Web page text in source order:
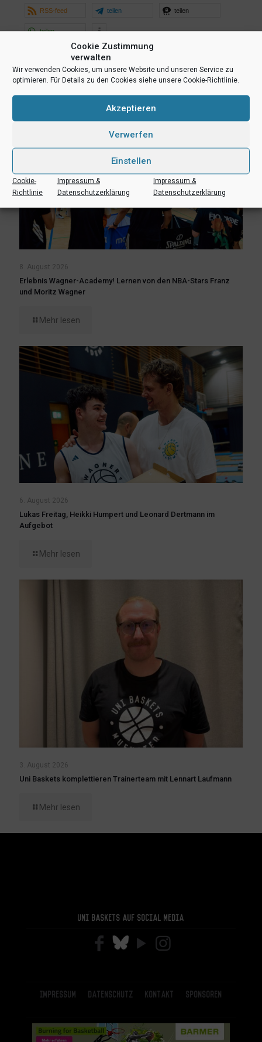
Cookie Zustimmung
verwalten
Wir verwenden Cookies, um unsere Website und unseren Service zu
optimieren. Für Details zu den Cookies siehe unsere Cookie-Richtlinie.
Akzeptieren
Verwerfen
Einstellen
Cookie-
Richtlinie
Impressum &
Datenschutzerklärung
Impressum &
Datenschutzerklärung
RSS-feed teilen teilen
teilen
Ähnliche Beiträge
8. August 2026
Erlebnis Wagner-Academy! Lernen von den NBA-Stars Franz
und Moritz Wagner
Mehr lesen
6. August 2026
Lukas Freitag, Heikki Humpert und Leonard Dertmann im
Aufgebot
Mehr lesen
3. August 2026
Uni Baskets komplettieren Trainerteam mit Lennart Laufmann
Mehr lesen
Uni Baskets auf Social Media
Impressum Datenschutz Kontakt Sponsoren